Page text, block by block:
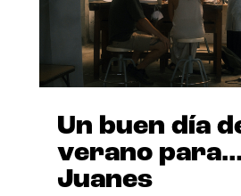
Un buen día
verano
Juanes